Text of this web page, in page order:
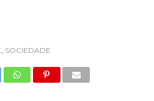
, SOCIEDADE